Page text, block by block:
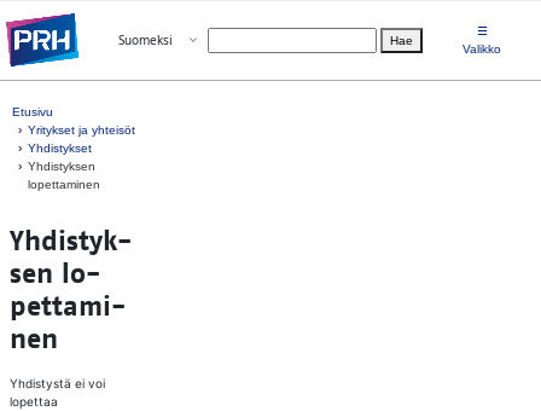
Valitse kieli
Suomeksi Avaa valikko Hae
☰
Valikko
Etusivu
Yritykset ja yhteisöt
Yhdistykset
Yhdistyksen
lopettaminen
Yh­dis­tyk­
sen lo­
pet­ta­mi­
nen
Yhdistystä ei voi
lopettaa